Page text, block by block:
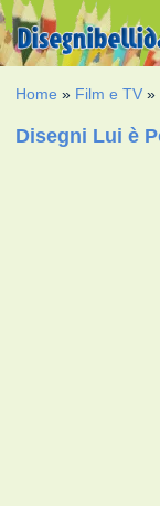
Home » Film e TV »
Disegni Lui è